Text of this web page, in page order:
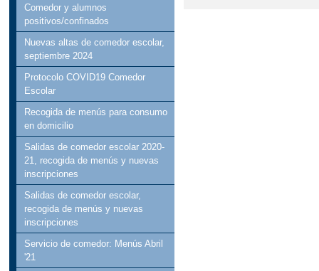
Comedor y alumnos
positivos/confinados
Nuevas altas de comedor escolar,
septiembre 2024
Protocolo COVID19 Comedor
Escolar
Recogida de menús para consumo
en domicilio
Salidas de comedor escolar 2020-
21, recogida de menús y nuevas
inscripciones
Salidas de comedor escolar,
recogida de menús y nuevas
inscripciones
Servicio de comedor: Menús Abril
'21